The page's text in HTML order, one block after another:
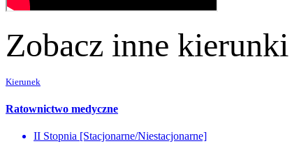
Zobacz inne kierunki
Kierunek
Ratownictwo medyczne
II Stopnia [Stacjonarne/Niestacjonarne]